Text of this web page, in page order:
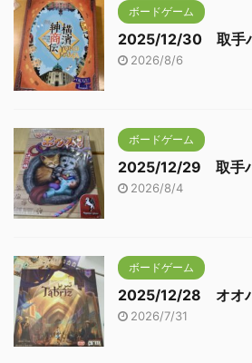
ボードゲーム
2025/12/30 取手
2026/8/6
ボードゲーム
2025/12/29 取手
2026/8/4
ボードゲーム
2025/12/28 オオ
2026/7/31